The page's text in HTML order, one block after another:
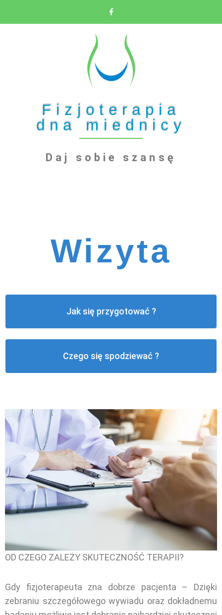
Fizjoterapia
dna miednicy
Daj sobie szansę
Wizyta
Jak się przygotować ?
Czego się spodziewać ?
OD CZEGO ZALEŻY SKUTECZNOŚĆ TERAPII?
Gdy fizjoterapeuta zna dobrze pacjenta – Dzięki
zebraniu szczegółowego wywiadu oraz dokładnemu